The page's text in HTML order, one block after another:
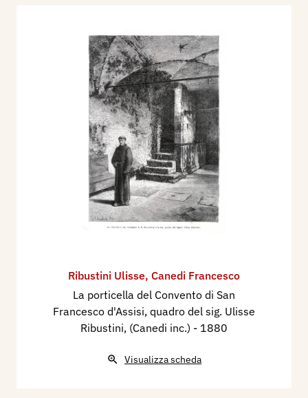
Ribustini Ulisse, Canedi Francesco
La porticella del Convento di San
Francesco d'Assisi, quadro del sig. Ulisse
Ribustini, (Canedi inc.) - 1880
Visualizza scheda